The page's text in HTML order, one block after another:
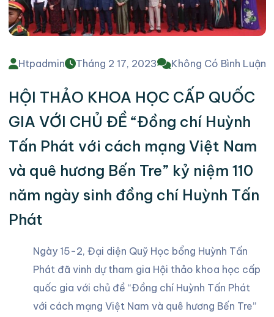
Htpadmin Tháng 2 17, 2023 Không Có Bình Luận
HỘI THẢO KHOA HỌC CẤP QUỐC
GIA VỚI CHỦ ĐỀ “Đồng chí Huỳnh
Tấn Phát với cách mạng Việt Nam
và quê hương Bến Tre” kỷ niệm 110
năm ngày sinh đồng chí Huỳnh Tấn
Phát
Ngày 15-2, Đại diện Quỹ Học bổng Huỳnh Tấn
Phát đã vinh dự tham gia Hội thảo khoa học cấp
quốc gia với chủ đề “Đồng chí Huỳnh Tấn Phát
với cách mạng Việt Nam và quê hương Bến Tre”